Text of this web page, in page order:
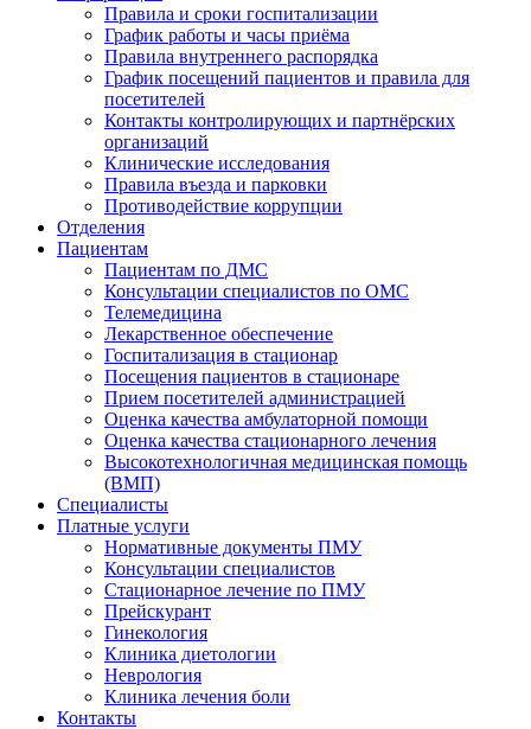
Правила и сроки госпитализации
График работы и часы приёма
Правила внутреннего распорядка
График посещений пациентов и правила для
посетителей
Контакты контролирующих и партнёрских
организаций
Клинические исследования
Правила въезда и парковки
Противодействие коррупции
Отделения
Пациентам
Пациентам по ДМС
Консультации специалистов по ОМС
Телемедицина
Лекарственное обеспечение
Госпитализация в стационар
Посещения пациентов в стационаре
Прием посетителей администрацией
Оценка качества амбулаторной помощи
Оценка качества стационарного лечения
Высокотехнологичная медицинская помощь
(ВМП)
Специалисты
Платные услуги
Нормативные документы ПМУ
Консультации специалистов
Стационарное лечение по ПМУ
Прейскурант
Гинекология
Клиника диетологии
Неврология
Клиника лечения боли
Контакты